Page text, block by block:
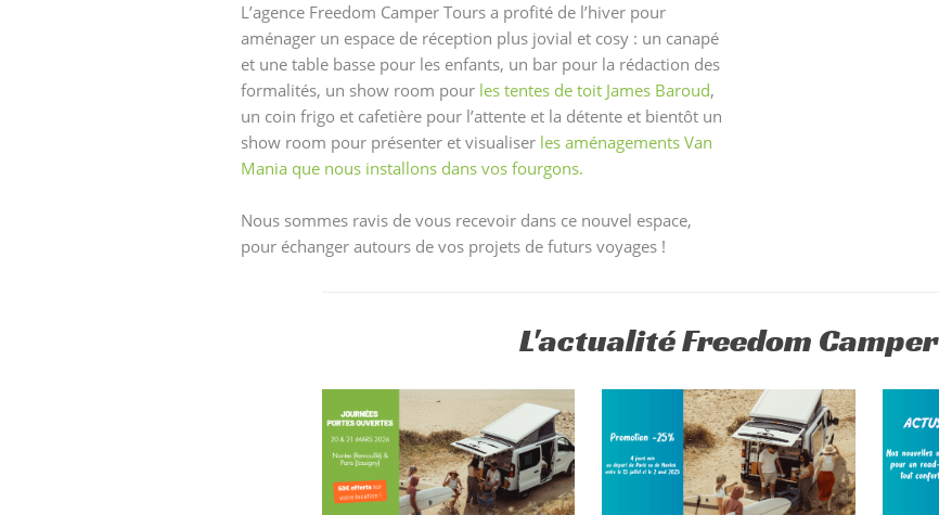
L’agence Freedom Camper Tours a profité de l’hiver pour
aménager un espace de réception plus jovial et cosy : un canapé
et une table basse pour les enfants, un bar pour la rédaction des
formalités, un show room pour les tentes de toit James Baroud,
un coin frigo et cafetière pour l’attente et la détente et bientôt un
show room pour présenter et visualiser les aménagements Van
Mania que nous installons dans vos fourgons.
Nous sommes ravis de vous recevoir dans ce nouvel espace,
pour échanger autours de vos projets de futurs voyages !
L'actualité Freedom Camper